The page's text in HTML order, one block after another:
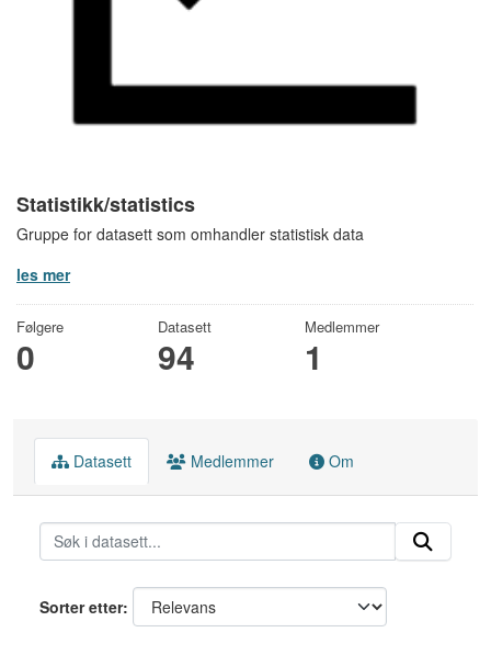
Statistikk/statistics
Gruppe for datasett som omhandler statistisk data
les mer
Følgere
0
Datasett
94
Medlemmer
1
Datasett Medlemmer Om
Sorter etter